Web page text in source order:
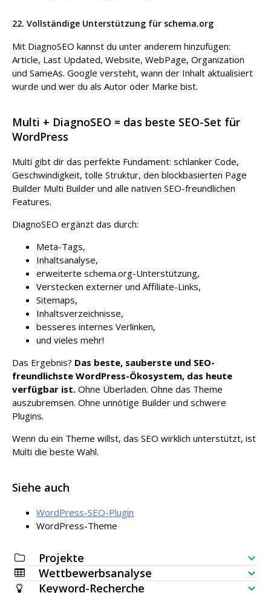
22. Vollständige Unterstützung für schema.org
Mit DiagnoSEO kannst du unter anderem hinzufügen:
Article, Last Updated, Website, WebPage, Organization
und SameAs. Google versteht, wann der Inhalt aktualisiert
wurde und wer du als Autor oder Marke bist.
Multi + DiagnoSEO = das beste SEO-Set für
WordPress
Multi gibt dir das perfekte Fundament: schlanker Code,
Geschwindigkeit, tolle Struktur, den blockbasierten Page
Builder Multi Builder und alle nativen SEO-freundlichen
Features.
DiagnoSEO ergänzt das durch:
Meta-Tags,
Inhaltsanalyse,
erweiterte schema.org-Unterstützung,
Verstecken externer und Affiliate-Links,
Sitemaps,
Inhaltsverzeichnisse,
besseres internes Verlinken,
und vieles mehr!
Das Ergebnis? Das beste, sauberste und SEO-
freundlichste WordPress-Ökosystem, das heute
verfügbar ist. Ohne Überladen. Ohne das Theme
auszubremsen. Ohne unnötige Builder und schwere
Plugins.
Wenn du ein Theme willst, das SEO wirklich unterstützt, ist
Multi die beste Wahl.
Siehe auch
WordPress-SEO-Plugin
WordPress-Theme
Projekte
SEO-Checkliste
Wettbewerbsanalyse
Keyword-Recherche